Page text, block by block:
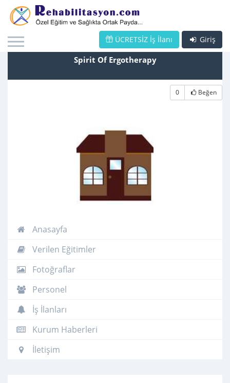
Giriş
ÜCRETSİZ İş İlanı
Spirit Of Ergotherapy
0 Beğen
Anasayfa
Verilen Eğitimler
Fotoğraflar
Personel
İş İlanları
Kurum Haberleri
İletişim